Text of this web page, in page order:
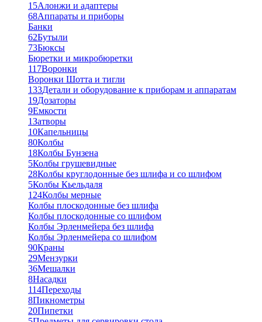
15Алонжи и адаптеры
68Аппараты и приборы
Банки
62Бутыли
73Бюксы
Бюретки и микробюретки
117Воронки
Воронки Шотта и тигли
133Детали и оборудование к приборам и аппаратам
19Дозаторы
9Емкости
1Затворы
10Капельницы
80Колбы
18Колбы Бунзена
5Колбы грушевидные
28Колбы круглодонные без шлифа и со шлифом
5Колбы Кьельдаля
124Колбы мерные
Колбы плоскодонные без шлифа
Колбы плоскодонные со шлифом
Колбы Эрленмейера без шлифа
Колбы Эрленмейера со шлифом
90Краны
29Мензурки
36Мешалки
8Насадки
114Переходы
8Пикнометры
20Пипетки